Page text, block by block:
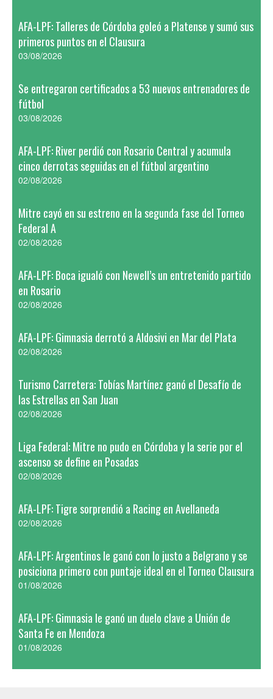
AFA-LPF: Talleres de Córdoba goleó a Platense y sumó sus
primeros puntos en el Clausura
03/08/2026
Se entregaron certificados a 53 nuevos entrenadores de
fútbol
03/08/2026
AFA-LPF: River perdió con Rosario Central y acumula
cinco derrotas seguidas en el fútbol argentino
02/08/2026
Mitre cayó en su estreno en la segunda fase del Torneo
Federal A
02/08/2026
AFA-LPF: Boca igualó con Newell’s un entretenido partido
en Rosario
02/08/2026
AFA-LPF: Gimnasia derrotó a Aldosivi en Mar del Plata
02/08/2026
Turismo Carretera: Tobías Martínez ganó el Desafío de
las Estrellas en San Juan
02/08/2026
Liga Federal: Mitre no pudo en Córdoba y la serie por el
ascenso se define en Posadas
02/08/2026
AFA-LPF: Tigre sorprendió a Racing en Avellaneda
02/08/2026
AFA-LPF: Argentinos le ganó con lo justo a Belgrano y se
posiciona primero con puntaje ideal en el Torneo Clausura
01/08/2026
AFA-LPF: Gimnasia le ganó un duelo clave a Unión de
Santa Fe en Mendoza
01/08/2026